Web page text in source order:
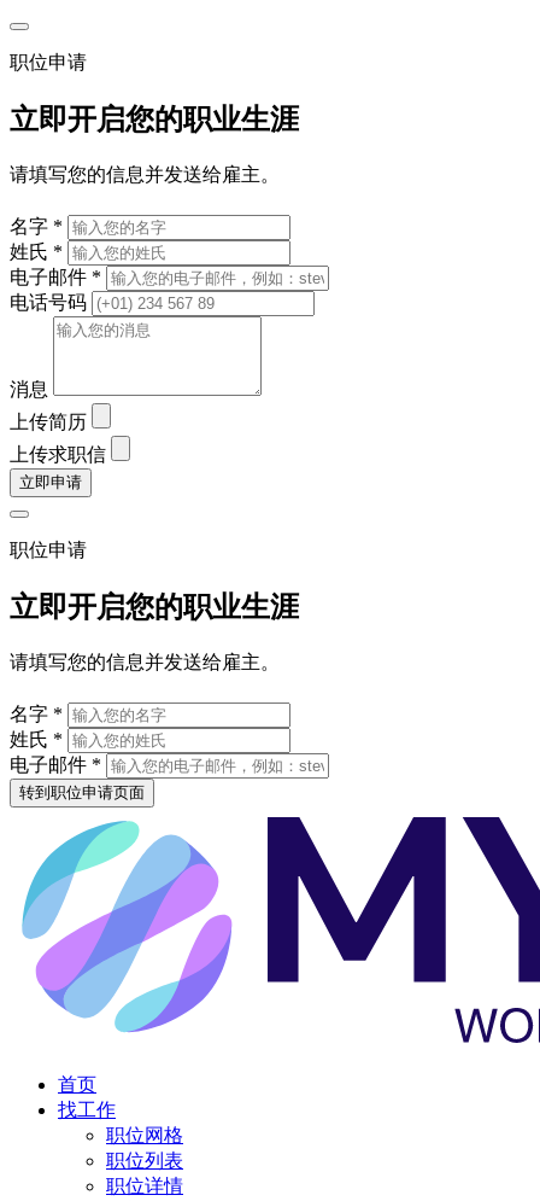
职位申请
立即开启您的职业生涯
请填写您的信息并发送给雇主。
名字 *
姓氏 *
电子邮件 *
电话号码
消息
上传简历
上传求职信
立即申请
职位申请
立即开启您的职业生涯
请填写您的信息并发送给雇主。
名字 *
姓氏 *
电子邮件 *
转到职位申请页面
首页
找工作
职位网格
职位列表
职位详情